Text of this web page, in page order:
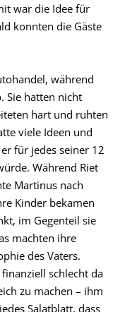
war die Idee für
konnten die Gäste
während
Sie hatten nicht
hart und ruhten
viele Ideen und
für jedes seiner 12
Während Riet
Martinus nach
Kinder bekamen
im Gegenteil sie
machten ihre
des Vaters.
schlecht da
zu machen – ihm
Salatblatt, dass